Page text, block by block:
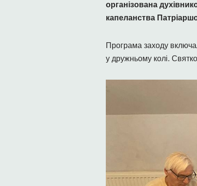
організована
капеланства
Програма заходу
у дружньому колі.